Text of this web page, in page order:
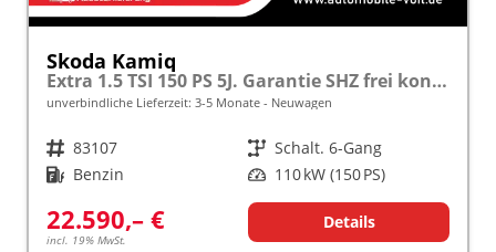
Skoda Kamiq
Extra 1.5 TSI 150 PS 5J. Garantie SHZ frei konfigurierbar!
unverbindliche Lieferzeit: 3-5 Monate Neuwagen
Fahrzeugnr. 83107 Getriebe Schalt. 6-Gang
Kraftstoff Benzin Leistung 110 kW (150 PS)
22.590,– €
incl. 19% MwSt.
Details